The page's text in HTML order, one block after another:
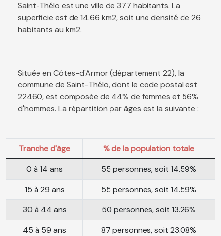
Saint-Thélo est une ville de 377 habitants. La
superficie est de 14.66 km2, soit une densité de 26
habitants au km2.
Située en Côtes-d'Armor (département 22), la
commune de Saint-Thélo, dont le code postal est
22460, est composée de 44% de femmes et 56%
d'hommes. La répartition par âges est la suivante :
Tranche d'âge
% de la population totale
0 à 14 ans
55 personnes, soit 14.59%
15 à 29 ans
55 personnes, soit 14.59%
30 à 44 ans
50 personnes, soit 13.26%
45 à 59 ans
87 personnes, soit 23.08%